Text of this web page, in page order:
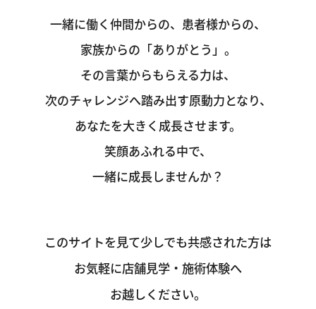
一緒に働く仲間からの、患者様からの、
家族からの「ありがとう」。
その言葉からもらえる力は、
次のチャレンジへ踏み出す原動力となり、
あなたを大きく成長させます。
笑顔あふれる中で、
一緒に成長しませんか？
このサイトを見て少しでも共感された方は
お気軽に店舗見学・施術体験へ
お越しください。